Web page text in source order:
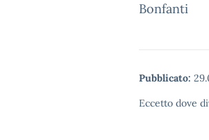
Bonfanti
Pubblicato:
Eccetto dove